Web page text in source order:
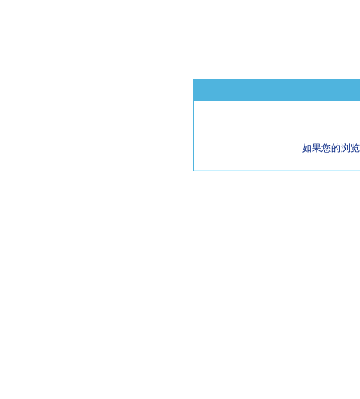
如果您的浏